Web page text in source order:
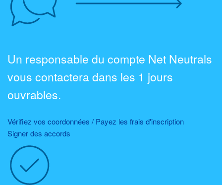
Un responsable du compte Net Neutrals
vous contactera dans les 1 jours
ouvrables.
Vérifiez vos coordonnées / Payez les frais d'inscription
Signer des accords